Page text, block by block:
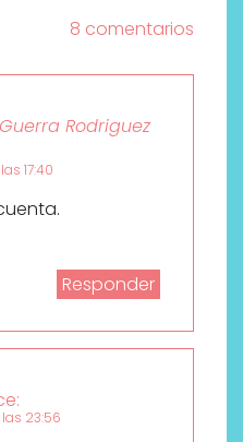
8 comentarios
Rodriguez
17:40
Responder
las 23:56